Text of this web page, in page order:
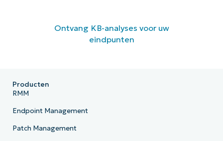
Ontvang KB-analyses voor uw
eindpunten
Producten
RMM
Endpoint Management
Patch Management